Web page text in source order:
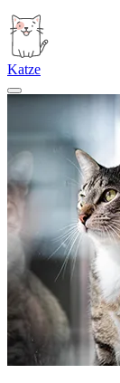
Katze